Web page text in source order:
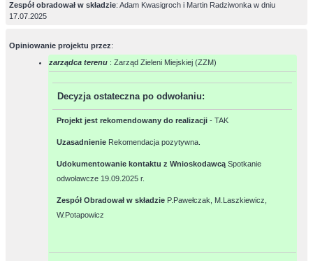
Zespół obradował w składzie: Adam Kwasigroch i Martin Radziwonka w dniu
17.07.2025
Opiniowanie projektu przez:
zarządca terenu : Zarząd Zieleni Miejskiej (ZZM)
Decyzja ostateczna po odwołaniu:
Projekt jest rekomendowany do realizacji- TAK
Uzasadnienie Rekomendacja pozytywna.
Udokumentowanie kontaktu z Wnioskodawcą Spotkanie
odwoławcze 19.09.2025 r.
Zespół Obradował w składzieP.Pawełczak, M.Laszkiewicz,
W.Potapowicz